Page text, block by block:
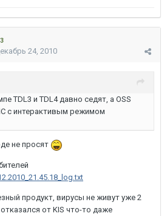
24, 2010
TDL3 и TDL4 давно седят, а OSS
с интерактивым режимом
не просят
продукт, вирусы не живут уже 2
от KIS что-то даже